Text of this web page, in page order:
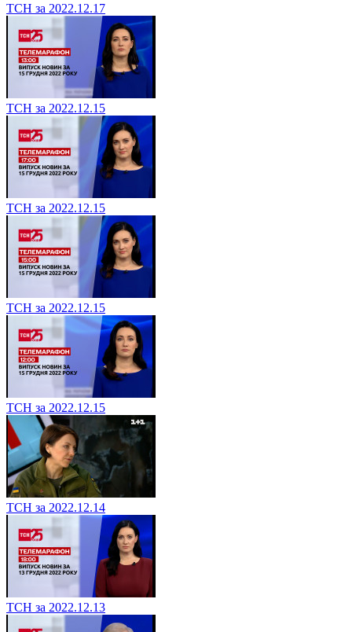
ТСН за 2022.12.17
ТСН за 2022.12.15
ТСН за 2022.12.15
ТСН за 2022.12.15
ТСН за 2022.12.15
ТСН за 2022.12.14
ТСН за 2022.12.13